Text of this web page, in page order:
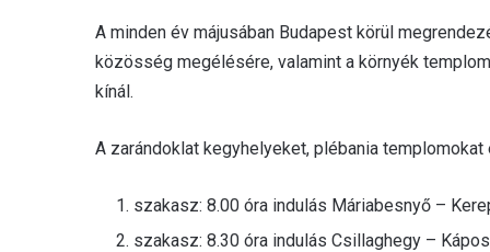
A minden év májusában Budapest körül
közösség megélésére, valamint a környék
kínál.
A zarándoklat kegyhelyeket, plébania
szakasz: 8.00 óra indulás Máriabesnyő –
szakasz: 8.30 óra indulás Csillaghegy –